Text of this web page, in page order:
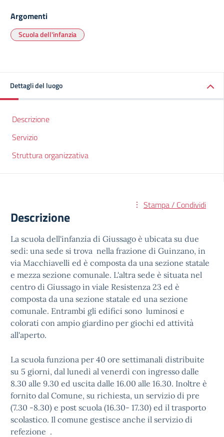
Argomenti
Scuola dell'infanzia
Dettagli del luogo
Descrizione
Servizio
Struttura organizzativa
Stampa / Condividi
Descrizione
La scuola dell'infanzia di Giussago è ubicata su due
sedi: una sede si trova nella frazione di Guinzano, in
via Macchiavelli ed è composta da una sezione statale
e mezza sezione comunale. L'altra sede è situata nel
centro di Giussago in viale Resistenza 23 ed è
composta da una sezione statale ed una sezione
comunale. Entrambi gli edifici sono luminosi e
colorati con ampio giardino per giochi ed attività
all'aperto.
La scuola funziona per 40 ore settimanali distribuite
su 5 giorni, dal lunedì al venerdì con ingresso dalle
8.30 alle 9.30 ed uscita dalle 16.00 alle 16.30. Inoltre è
fornito dal Comune, su richiesta, un servizio di pre
(7.30 -8.30) e post scuola (16.30- 17.30) ed il trasporto
scolastico. Il comune gestisce anche il servizio di
refezione .